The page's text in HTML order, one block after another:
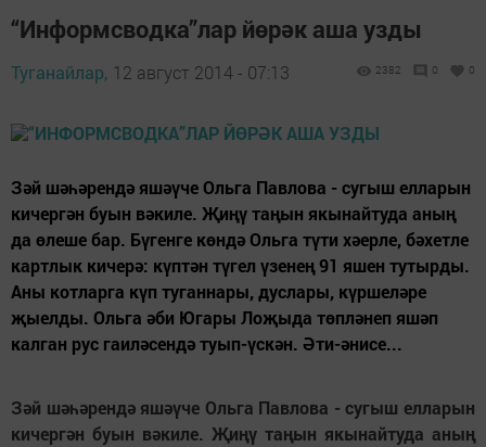
“Информсводка”лар йөрәк аша узды
Туганайлар, 12 август 2014 - 07:13 2382 0 0
Зәй шәһәрендә яшәүче Ольга Павлова - сугыш елларын
кичергән буын вәкиле. Җиңү таңын якынайтуда аның
да өлеше бар. Бүгенге көндә Ольга түти хәерле, бәхетле
картлык кичерә: күптән түгел үзенең 91 яшен тутырды.
Аны котларга күп туганнары, дуслары, күршеләре
җыелды. Ольга әби Югары Лоҗыда төпләнеп яшәп
калган рус гаиләсендә туып-үскән. Әти-әнисе...
Зәй шәһәрендә яшәүче Ольга Павлова - сугыш елларын
кичергән буын вәкиле. Җиңү таңын якынайтуда аның